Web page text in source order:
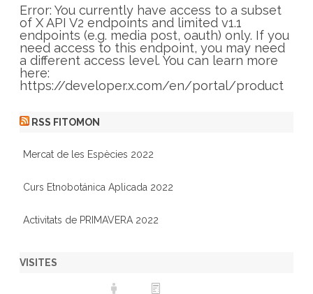
r
i
e
s
Error: You currently have access to a subset
of X API V2 endpoints and limited v1.1
endpoints (e.g. media post, oauth) only. If you
need access to this endpoint, you may need
a different access level. You can learn more
here:
https://developer.x.com/en/portal/product
RSS FITOMON
Mercat de les Espècies 2022
Curs Etnobotánica Aplicada 2022
Activitats de PRIMAVERA 2022
VISITES